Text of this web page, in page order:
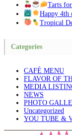
Tarts
Happy
Tropical
Categories
CAFÉ MENU
FLAVOR OF
MEDIA
NEWS
PHOTO
Uncategorized
YOU TUBE &